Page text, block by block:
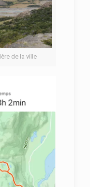
de la ville